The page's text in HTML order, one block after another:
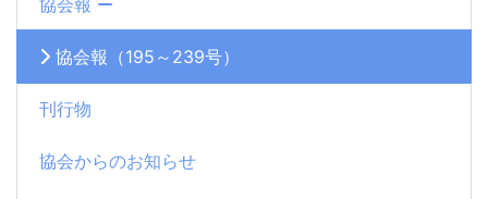
協会報（195～239号）
刊行物
協会からのお知らせ